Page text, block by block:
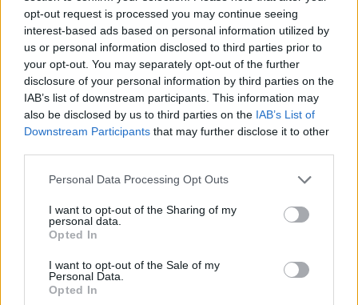
opt-out request is processed you may continue seeing
interest-based ads based on personal information utilized by
us or personal information disclosed to third parties prior to
your opt-out. You may separately opt-out of the further
disclosure of your personal information by third parties on the
IAB’s list of downstream participants. This information may
also be disclosed by us to third parties on the IAB’s List of
Downstream Participants that may further disclose it to other
Please note that this website/app uses one or more Google
not limited to your visit or usage behaviour. You may click to
grant or deny consent to Google and its third-party tags to
use your data for below specified purposes in below Google
consent section.
Personal Data Processing Opt Outs
I want to opt-out of the Sharing of my
personal data.
Opted In
I want to opt-out of the Sale of my
Personal Data.
Opted In
Kövess minket, és értesülj a friss hírekről a
Facebookon is!
UEFA #SPORT #FOCI #FUTBALL
LABDARÚGÁS